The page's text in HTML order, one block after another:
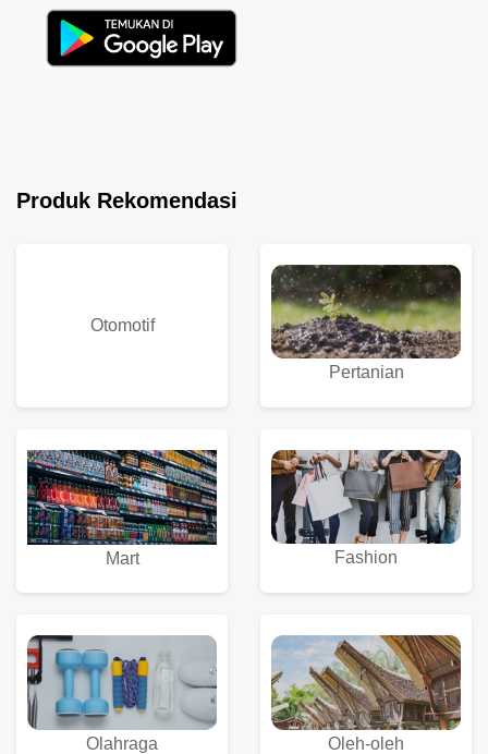
Produk Rekomendasi
Otomotif
Pertanian
Mart Fashion
Olahraga Oleh-oleh